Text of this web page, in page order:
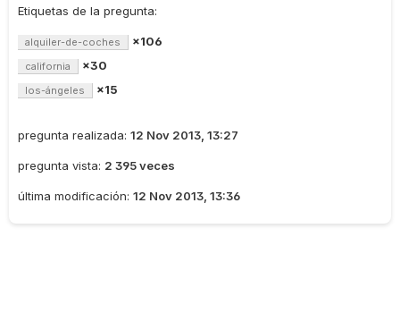
Etiquetas de la pregunta:
alquiler-de-coches ×106
california ×30
los-ángeles ×15
pregunta realizada: 12 Nov 2013, 13:27
pregunta vista: 2 395 veces
última modificación: 12 Nov 2013, 13:36